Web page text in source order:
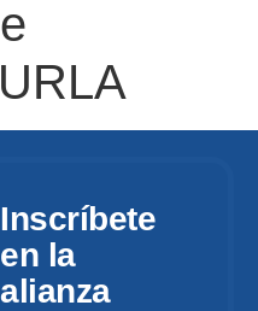
Inscríbete
en la
alianza